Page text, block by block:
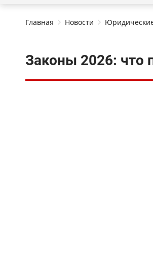
Главная Новости
Законы 2026: что